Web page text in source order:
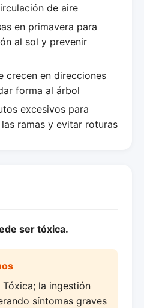
de aire
en primavera para
al sol y prevenir
crecen en direcciones
forma al árbol
excesivos para
ramas y evitar roturas
ser tóxica.
Tóxica; la ingestión
síntomas graves